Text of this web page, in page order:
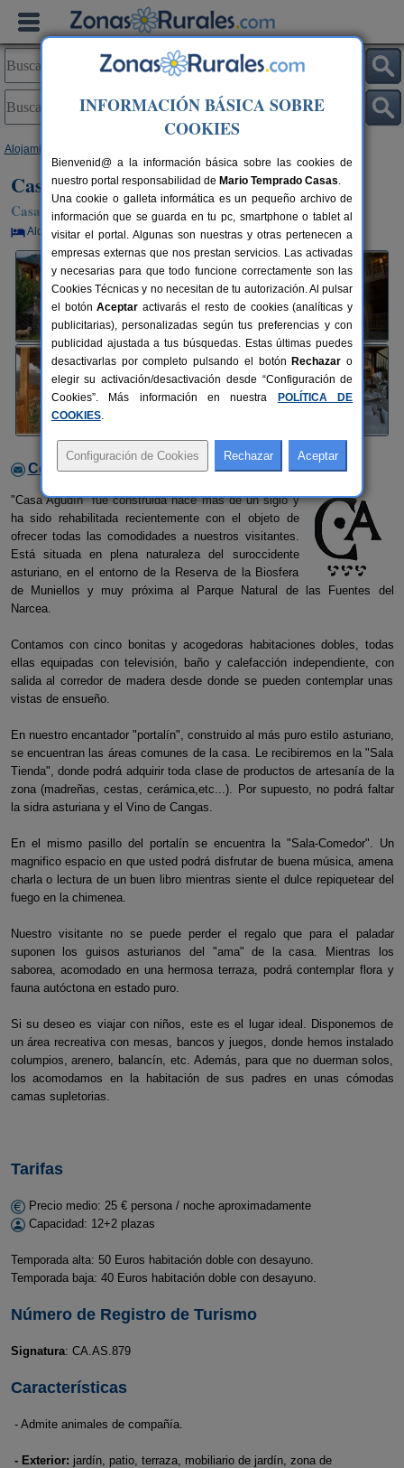
Alojamientos
Casa Agudín
Casa Rural en Berguño / Cangas del Narcea (Asturias)
Alquiler por habitaciones 12+2 plazas 100 km de Oviedo
Contactar con el alojamiento
"Casa Agudín" fue construida hace más de un siglo y
ha sido rehabilitada recientemente con el objeto de
ofrecer todas las comodidades a nuestros visitantes.
Está situada en plena naturaleza del suroccidente
asturiano, en el entorno de la Reserva de la Biosfera
de Muniellos y muy próxima al Parque Natural de las Fuentes del
Narcea.
Contamos con cinco bonitas y acogedoras habitaciones dobles, todas
ellas equipadas con televisión, baño y calefacción independiente, con
salida al corredor de madera desde donde se pueden contemplar unas
vistas de ensueño.
En nuestro encantador "portalín", construido al más puro estilo asturiano,
se encuentran las áreas comunes de la casa. Le recibiremos en la "Sala
Tienda", donde podrá adquirir toda clase de productos de artesanía de la
zona (madreñas, cestas, cerámica,etc...). Por supuesto, no podrá faltar
la sidra asturiana y el Vino de Cangas.
En el mismo pasillo del portalín se encuentra la "Sala-Comedor". Un
magnifico espacio en que usted podrá disfrutar de buena música, amena
charla o lectura de un buen libro mientras siente el dulce repiquetear del
fuego en la chimenea.
Nuestro visitante no se puede perder el regalo que para el paladar
suponen los guisos asturianos del "ama" de la casa. Mientras los
saborea, acomodado en una hermosa terraza, podrá contemplar flora y
fauna autóctona en estado puro.
Si su deseo es viajar con niños, este es el lugar ideal. Disponemos de
un área recreativa con mesas, bancos y juegos, donde hemos instalado
columpios, arenero, balancín, etc. Además, para que no duerman solos,
los acomodamos en la habitación de sus padres en unas cómodas
camas supletorias.
Tarifas
Precio medio: 25 € persona / noche aproximadamente
Capacidad: 12+2 plazas
Temporada alta: 50 Euros habitación doble con desayuno.
Temporada baja: 40 Euros habitación doble con desayuno.
Número de Registro de Turismo
Signatura: CA.AS.879
Características
- Admite animales de compañía.
- Exterior: jardín, patio, terraza, mobiliario de jardín, zona de
INFORMACIÓN BÁSICA SOBRE
COOKIES
Bienvenid@ a la información básica sobre las cookies de
nuestro portal responsabilidad de Mario Temprado Casas.
Una cookie o galleta informática es un pequeño archivo de
información que se guarda en tu pc, smartphone o tablet al
visitar el portal. Algunas son nuestras y otras pertenecen a
empresas externas que nos prestan servicios. Las activadas
y necesarias para que todo funcione correctamente son las
Cookies Técnicas y no necesitan de tu autorización. Al pulsar
el botónAceptar activarás el resto de cookies (analíticas y
publicitarias), personalizadas según tus preferencias y con
publicidad ajustada a tus búsquedas. Estas últimas puedes
desactivarlas por completo pulsando el botón Rechazar o
elegir su activación/desactivación desde “Configuración de
Cookies”. Más información en nuestra
POLÍTICA DE
COOKIES.